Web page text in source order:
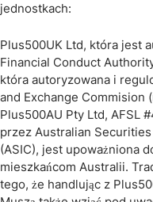
jednostkach:
Plus500UK Ltd, która jest
Financial Conduct
która autoryzowana i
and Exchange Commision
Plus500AU Pty Ltd, AFSL
przez Australian
(ASIC), jest upoważniona
mieszkańcom Australii.
tego, że handlując z